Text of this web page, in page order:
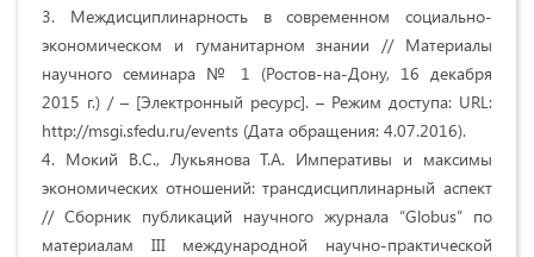
3. Междисциплинарность в современном социально-
экономическом и гуманитарном знании // Материалы
научного семинара № 1 (Ростов-на-Дону, 16 декабря
2015 г.) / – [Электронный ресурс]. – Режим доступа: URL:
http://msgi.sfedu.ru/events (Дата обращения: 4.07.2016).
4. Мокий В.С., Лукьянова Т.А. Императивы и максимы
экономических отношений: трансдисциплинарный аспект
// Сборник публикаций научного журнала “Globus” по
материалам ІІІ международной научно-практической